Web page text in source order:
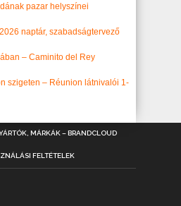
pazar helyszínei
naptár, szabadságtervező
– Caminito del Rey
szigeten – Réunion látnivalói 1-
MÁRKÁK – BRANDCLOUD
FELTÉTELEK